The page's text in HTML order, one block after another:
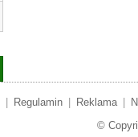
Regulamin Reklama
©